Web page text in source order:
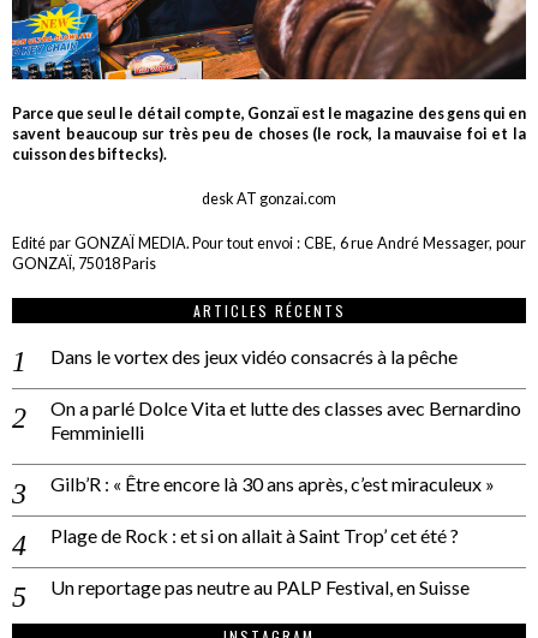
Parce que seul le détail compte, Gonzaï est le magazine des gens qui en
savent beaucoup sur très peu de choses (le rock, la mauvaise foi et la
cuisson des biftecks).
desk AT gonzai.com
Edité par GONZAÏ MEDIA. Pour tout envoi : CBE, 6 rue André Messager, pour
GONZAÏ, 75018 Paris
ARTICLES RÉCENTS
Dans le vortex des jeux vidéo consacrés à la pêche
On a parlé Dolce Vita et lutte des classes avec Bernardino
Femminielli
Gilb’R : « Être encore là 30 ans après, c’est miraculeux »
Plage de Rock : et si on allait à Saint Trop’ cet été ?
Un reportage pas neutre au PALP Festival, en Suisse